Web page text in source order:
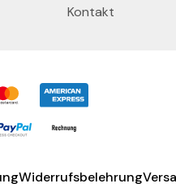
Kontakt
Widerrufsbelehrung